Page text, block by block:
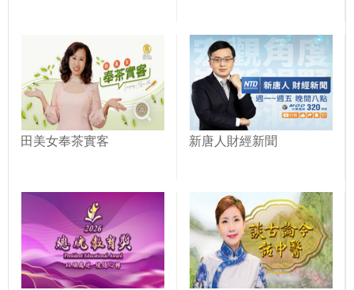
田美女奉茶實客 新唐人財經新聞